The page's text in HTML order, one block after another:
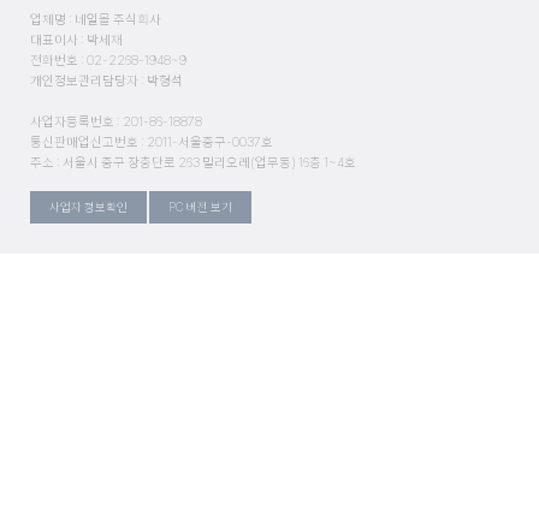
업체명 : 네일몰 주식회사
대표이사 : 박세재
전화번호 : 02-2268-1948~9
개인정보관리담당자 : 박형석
사업자등록번호 : 201-86-18878
통신판매업신고번호 : 2011-서울중구-0037호
주소 : 서울시 중구 장충단로 263 밀리오레(업무동) 16층 1~4호
사업자 정보확인 PC 버전 보기